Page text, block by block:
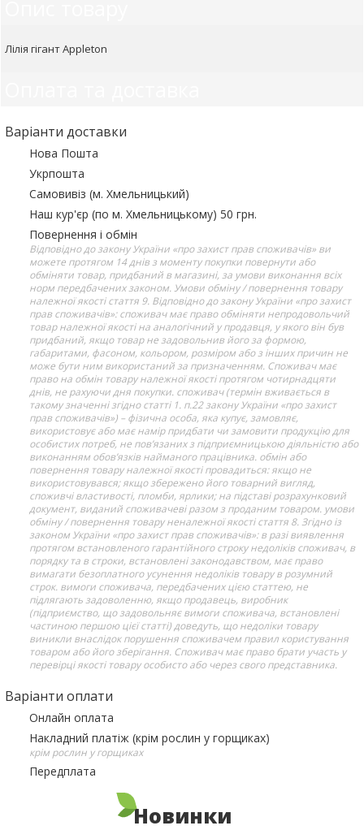
Лілія гігант Appleton
Варіанти доставки
Нова Пошта
Укрпошта
Самовивіз (м. Хмельницький)
Наш кур'єр (по м. Хмельницькому) 50 грн.
Повернення і обмін
Відповідно до закону України «про захист прав споживачів» ви
можете протягом 14 днів з моменту покупки повернути або
обміняти товар, придбаний в магазині, за умови виконання всіх
норм передбачених законом. Умови обміну / повернення товару
належної якості стаття 9. Відповідно до закону України «про захист
прав споживачів»: споживач має право обміняти непродовольчий
товар належної якості на аналогічний у продавця, у якого він був
придбаний, якщо товар не задовольнив його за формою,
габаритами, фасоном, кольором, розміром або з інших причин не
може бути ним використаний за призначенням. Споживач має
право на обмін товару належної якості протягом чотирнадцяти
днів, не рахуючи дня покупки. споживач (термін вживається в
такому значенні згідно статті 1. п.22 закону України «про захист
прав споживачів») – фізична особа, яка купує, замовляє,
використовує або має намір придбати чи замовити продукцію для
особистих потреб, не пов’язаних з підприємницькою діяльністю або
виконанням обов’язків найманого працівника. обмін або
повернення товару належної якості провадиться: якщо не
використовувався; якщо збережено його товарний вигляд,
споживчі властивості, пломби, ярлики; на підставі розрахунковий
документ, виданий споживачеві разом з проданим товаром. умови
обміну / повернення товару неналежної якості стаття 8. Згідно із
законом України «про захист прав споживачів»: в разі виявлення
протягом встановленого гарантійного строку недоліків споживач, в
порядку та в строки, встановлені законодавством, має право
вимагати безоплатного усунення недоліків товару в розумний
строк. вимоги споживача, передбачених цією статтею, не
підлягають задоволенню, якщо продавець, виробник
(підприємство, що задовольняє вимоги споживача, встановлені
частиною першою цієї статті) доведуть, що недоліки товару
виникли внаслідок порушення споживачем правил користування
товаром або його зберігання. Споживач має право брати участь у
перевірці якості товару особисто або через свого представника.
Варіанти оплати
Онлайн оплата
Накладний платіж (крім рослин у горщиках)
крім рослин у горщиках
Передплата
Новинки